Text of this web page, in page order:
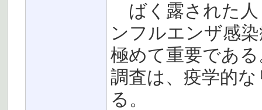
ばく露された人
ンフルエンザ感
極めて重要であ
調査は、疫学的
る。